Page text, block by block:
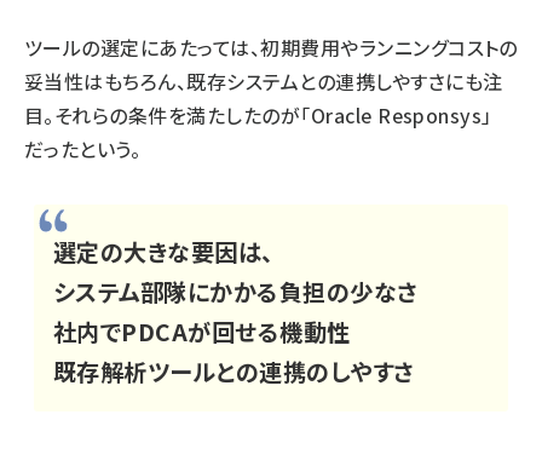
ツールの選定にあたっては、初期費用やランニングコストの
妥当性はもちろん、既存システムとの連携しやすさにも注
目。それらの条件を満たしたのが「Oracle Responsys」
だったという。
選定の大きな要因は、
システム部隊にかかる負担の少なさ
社内でPDCAが回せる機動性
既存解析ツールとの連携のしやすさ